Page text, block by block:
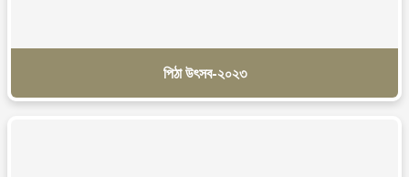
পিঠা উৎসব-২০২৩